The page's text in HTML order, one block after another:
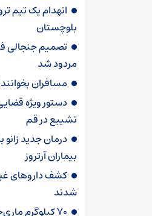
انهدام یک تیم
بلوچستان
تصمیم جنجالی
مردود شد
مسافران
دستور ویژه
تشییع در قم
درمان جدید زانو
بیماران آرتروز
کشف داروهای
شدند
۷۰ کیلوگرم ماری‌جوانا در گتوند کشف شد